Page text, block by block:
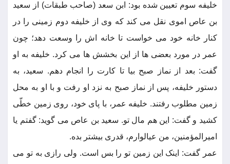
خلیفه سوم تعیین شده بود: ابن سعد (صاحب طبقات) از سعید
بن عاص اموی نقل می کند که وی از خلیفه دوم زمینی را در
کنار خانه خود می خواست تا خانه اش را وسعت دهد؛ چون
عمر در مورد بعضی ها از این بخشش ها می کرد. خلیفه به او
گفت: بعد از نماز صبح بیا تا کارت را انجام دهم. سعید، به
دستور خلیفه، پس از نماز صبح به نزد او رفت و با او به محل
زمین مطلوب رفتند. خلیفه عمر، با پای خود، روی زمین خطّی
کشید و گفت: این هم مال تو. سعید بن عاص می گوید: گفتم یا
امیرالمؤمنین، من عیالوارم، قدری بیشتر بده.
عمر گفت: اینک این زمین تو را بس است. ولی رازی به تو می